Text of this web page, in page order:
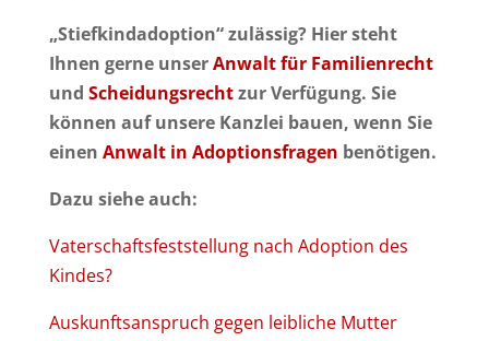
„Stiefkindadoption“ zulässig? Hier steht
Ihnen gerne unserAnwalt für Familienrecht
und Scheidungsrechtzur Verfügung. Sie
können auf unsere Kanzlei bauen, wenn Sie
einen Anwalt in Adoptionsfragen benötigen.
Dazu siehe auch:
Vaterschaftsfeststellung nach Adoption des
Kindes?
Auskunftsanspruch gegen leibliche Mutter